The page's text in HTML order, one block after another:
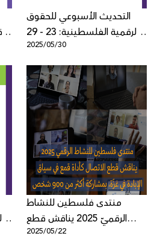
التحديث الأسبوعي للحقوق
الرقمية الفلسطينية: 23 - 29
أيار
2025/05/30
منتدى فلسطين للنشاط
الرقميّ 2025 يناقش قطع
الاتصال كأداة قمعٍ في سياق
2025/05/22